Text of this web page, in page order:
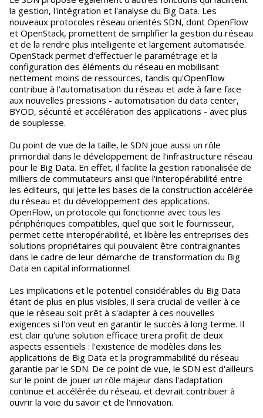
la gestion, l'intégration et l'analyse du Big Data. Les
nouveaux protocoles réseau orientés SDN, dont OpenFlow
et OpenStack, promettent de simplifier la gestion du réseau
et de la rendre plus intelligente et largement automatisée.
OpenStack permet d'effectuer le paramétrage et la
configuration des éléments du réseau en mobilisant
nettement moins de ressources, tandis qu'OpenFlow
contribue à l'automatisation du réseau et aide à faire face
aux nouvelles pressions - automatisation du data center,
BYOD, sécurité et accélération des applications - avec plus
de souplesse.
Du point de vue de la taille, le SDN joue aussi un rôle
primordial dans le développement de l'infrastructure réseau
pour le Big Data. En effet, il facilite la gestion rationalisée de
milliers de commutateurs ainsi que l'interopérabilité entre
les éditeurs, qui jette les bases de la construction accélérée
du réseau et du développement des applications.
OpenFlow, un protocole qui fonctionne avec tous les
périphériques compatibles, quel que soit le fournisseur,
permet cette interopérabilité, et libère les entreprises des
solutions propriétaires qui pouvaient être contraignantes
dans le cadre de leur démarche de transformation du Big
Data en capital informationnel.
Les implications et le potentiel considérables du Big Data
étant de plus en plus visibles, il sera crucial de veiller à ce
que le réseau soit prêt à s'adapter à ces nouvelles
exigences si l'on veut en garantir le succès à long terme. Il
est clair qu'une solution efficace tirera profit de deux
aspects essentiels : l'existence de modèles dans les
applications de Big Data et la programmabilité du réseau
garantie par le SDN. De ce point de vue, le SDN est d'ailleurs
sur le point de jouer un rôle majeur dans l'adaptation
continue et accélérée du réseau, et devrait contribuer à
ouvrir la voie du savoir et de l'innovation.